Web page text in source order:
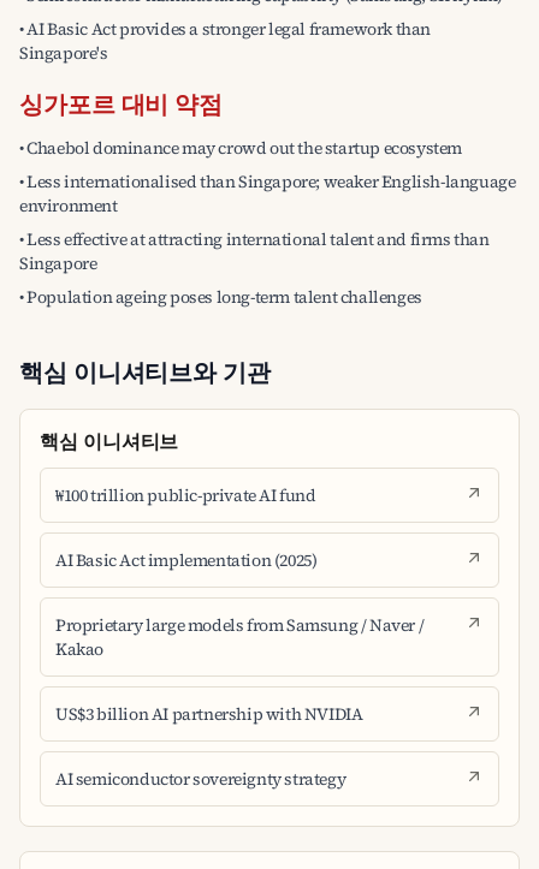
• AI Basic Act provides a stronger legal framework than
Singapore's
싱가포르 대비 약점
• Chaebol dominance may crowd out the startup ecosystem
• Less internationalised than Singapore; weaker English-language
environment
• Less effective at attracting international talent and firms than
Singapore
• Population ageing poses long-term talent challenges
핵심 이니셔티브와 기관
핵심 이니셔티브
₩100 trillion public-private AI fund
AI Basic Act implementation (2025)
Proprietary large models from Samsung / Naver /
Kakao
US$3 billion AI partnership with NVIDIA
AI semiconductor sovereignty strategy